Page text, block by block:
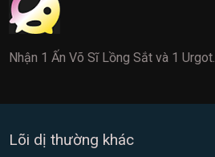
Nhận 1 Ấn Võ Sĩ Lồng Sắt và 1 Urgot.
Lõi dị thường khác